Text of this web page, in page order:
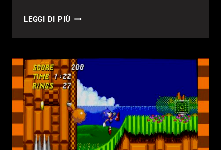
LEGGI DI PIÙ PHANTASY
ONLINE
3
DLC
DEDICATI
A
NIER
AUTOMATA